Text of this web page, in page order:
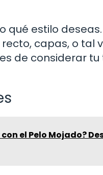
estilo
capas, o tal
de considerar
el Pelo Mojado?